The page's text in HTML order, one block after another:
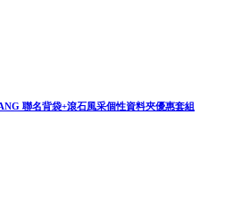
聯名背袋+滾石風采個性資料夾優惠套組